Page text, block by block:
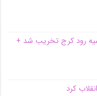
رود کرج تخریب شد +